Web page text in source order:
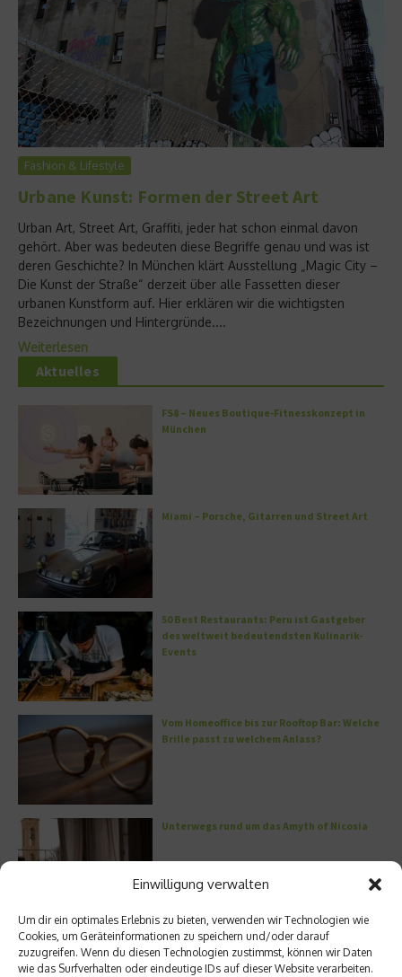
Einwilligung verwalten
Um dir ein optimales Erlebnis zu bieten, verwenden wir Technologien wie
Cookies, um Geräteinformationen zu speichern und/oder darauf
zuzugreifen. Wenn du diesen Technologien zustimmst, können wir Daten
wie das Surfverhalten oder eindeutige IDs auf dieser Website verarbeiten.
Fashion & Lifestyle
Urbane Kunst: Formen der Street Art
Urban Art, Street Art, Graffiti, jeder hat schon einmal davon
gehört. Aber was bedeuten diese Begriffe genau und was ist
deren Geschichte? In München klärt Ausstellung „Magic City –
Die Kunst der Straße“ derzeit über alle Fassetten dieser
urbanen Kunstform auf. Hier erklären wir die wichtigsten
Bezeichnungen und Hintergründe....
Weiterlesen
Aktuelles
FS8 – Neues Boutique-Fitnesskonzept in
München
Miami – Porsche, Gitarren und Street Art
50 Best Restaurants: Peru ist Gastgeber
des weltweit bedeutendsten Kulinarik-
Events
Vom Homeoffice bis zur Rooftop Bar: Welche
Brille passt zu welchem Anlass?
Unterwegs rund um das Amyth of Nicosia
Meistgelesen